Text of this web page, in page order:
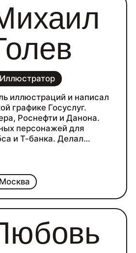
Москва
Иллюстратор
иллюстраций и написал
Госуслуг.
Роснефти и Данона.
персонажей для
и Т-банка. Делал